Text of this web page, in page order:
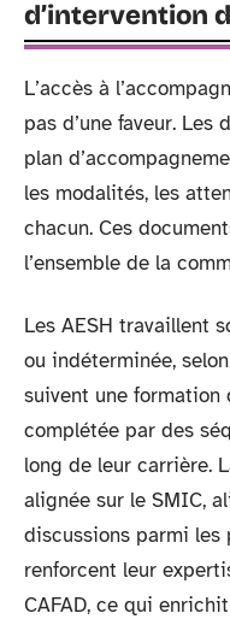
d’intervention
L’accès à
pas d’une faveur.
plan
les modalités, les
chacun. Ces
l’ensemble de la
Les AESH travaillent
ou indéterminée,
suivent une formation
complétée par des
long de leur carrière.
alignée sur le SMIC,
discussions parmi les
renforcent leur
CAFAD, ce qui